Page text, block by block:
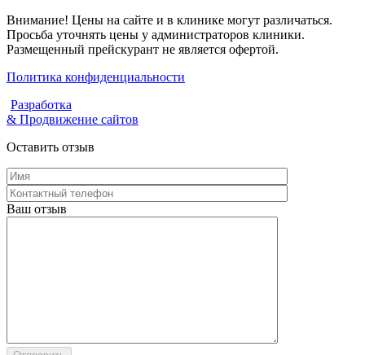
Внимание! Цены на сайте и в клинике могут различаться.
Просьба уточнять цены у администраторов клиники.
Размещенный прейскурант не является офертой.
Политика конфиденциальности
Разработка
& Продвижение сайтов
Оставить отзыв
Ваш отзыв